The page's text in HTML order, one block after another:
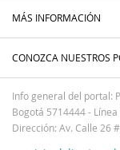
MÁS INFORMACIÓN
CONOZCA NUESTROS
Info general del portal:
Bogotá 5714444 -
Dirección: Av. Calle 26